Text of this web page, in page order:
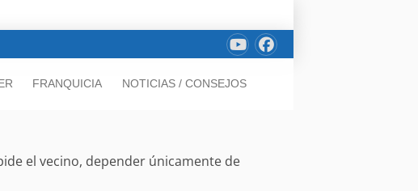
FRANQUICIA NOTICIAS / CONSEJOS
el vecino, depender únicamente de